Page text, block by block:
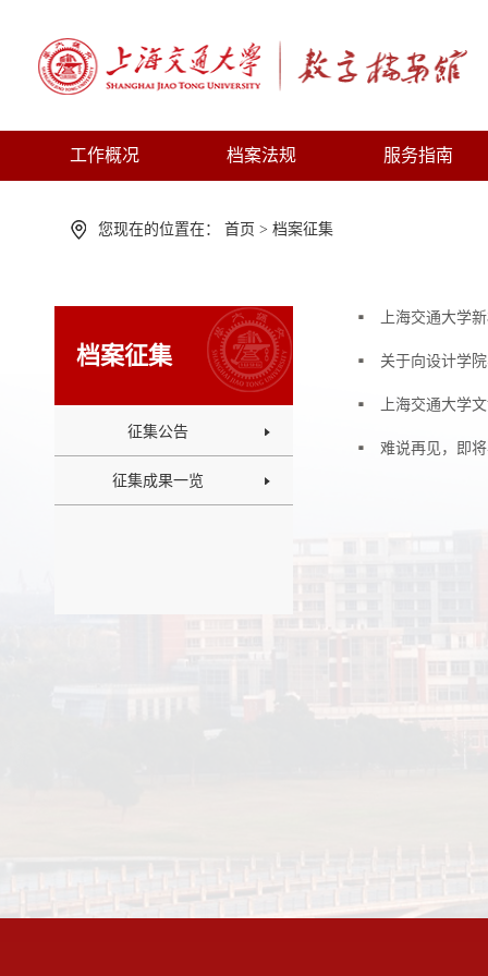
工作概况 档案法规 服务指南
您现在的位置在： 首页 > 档案征集
档案征集
征集公告
征集成果一览
上海交通大学
关于向设计学
上海交通大学
难说再见，即